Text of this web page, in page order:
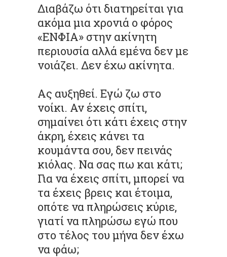
Διαβάζω ότι διατηρείται για
ακόμα μια χρονιά ο φόρος
«ΕΝΦΙΑ» στην ακίνητη
περιουσία αλλά εμένα δεν με
νοιάζει. Δεν έχω ακίνητα.
Ας αυξηθεί. Εγώ ζω στο
νοίκι. Αν έχεις σπίτι,
σημαίνει ότι κάτι έχεις στην
άκρη, έχεις κάνει τα
κουμάντα σου, δεν πεινάς
κιόλας. Να σας πω και κάτι;
Για να έχεις σπίτι, μπορεί να
τα έχεις βρεις και έτοιμα,
οπότε να πληρώσεις κύριε,
γιατί να πληρώσω εγώ που
στο τέλος του μήνα δεν έχω
να φάω;